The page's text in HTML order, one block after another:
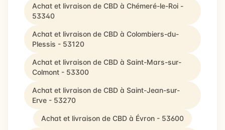
Achat et livraison de CBD à Chémeré-le-Roi -
53340
Achat et livraison de CBD à Colombiers-du-
Plessis - 53120
Achat et livraison de CBD à Saint-Mars-sur-
Colmont - 53300
Achat et livraison de CBD à Saint-Jean-sur-
Erve - 53270
Achat et livraison de CBD à Évron - 53600